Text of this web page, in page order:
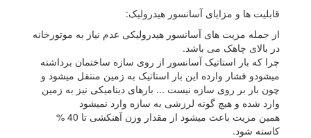
قابلیت ها و مزایای آسانسور هیدرولیک:
از جمله مزیت های آسانسور هیدرولیکی عدم نیاز به موتورخانه
در بالای چاهک می باشد.
چرا که بار استاتیک آسانسور از روی سازه ساختمان برداشته
میشودو فشار وارده این بار استاتیک به زمین منتقل میشود و
چون بار بر روی سازه نیست ... بارهای دینامیکی نیز به زمین
وارد شده و هیچ گونه لرزشی به سازه وارد نمیشود
همین مزیت باعث میشود از مقدار وزن آهنکشی تا 40 %
کاسته شود.